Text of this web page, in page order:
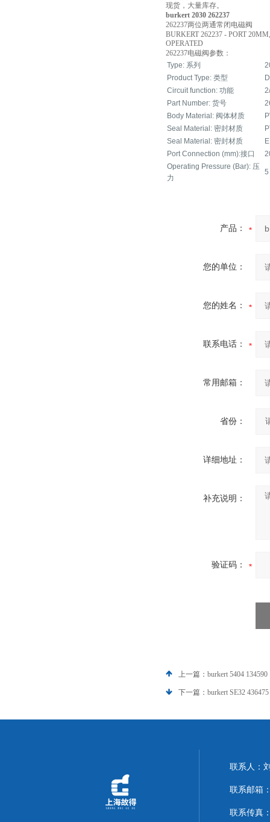
现货，大量库存。
burkert 2030 262237
262237两位两通常闭电磁阀
BURKERT 262237 - PORT
OPERATED
262237电磁阀参数：
Type: 系列
Product Type: 类型
Circuit function: 功能
Part Number: 货号
Body Material: 阀体材质
Seal Material: 密封材质
Seal Material: 密封材质
Port Connection (mm):接口
Operating Pressure (Bar): 压
力
5
产品：
您的单位：
您的姓名：
联系电话：
常用邮箱：
省份：
详细地址：
补充说明：
验证码：
上一篇： burkert 5404 134590
下一篇： burkert SE32 436475
联系人：
联系邮箱
联系传真